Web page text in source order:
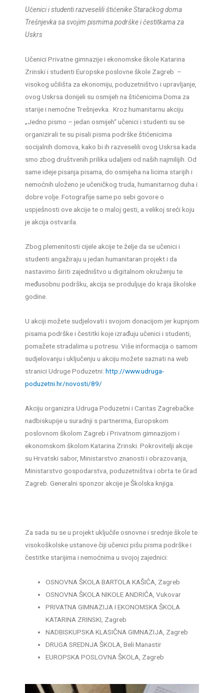
Učenici i studenti razveselili štićenike Staračkog doma
Trešnjevka sa svojim pismima podrške i čestitkama za
Uskrs
Učenici Privatne gimnazije i ekonomske škole Katarina
Zrinski i studenti Europske poslovne škole Zagreb –
visokog učilišta za ekonomiju, poduzetništvo i upravljanje,
ovog Uskrsa donijeli su osmijeh na štićenicima Doma za
starije i nemoćne Trešnjevka. Kroz humanitarnu akciju
„Jedno pismo – jedan osmijeh“ učenici i studenti su se
organizirali te su pisali pisma podrške štićenicima
socijalnih domova, kako bi ih razveselili ovog Uskrsa kada
smo zbog društvenih prilika udaljeni od naših najmilijih. Od
same ideje pisanja pisama, do osmijeha na licima starijih i
nemoćnih uloženo je učeničkog truda, humanitarnog duha i
dobre volje. Fotografije same po sebi govore o
uspješnosti ove akcije te o maloj gesti, a velikoj sreći koju
je akcija ostvarila.
Zbog plemenitosti cijele akcije te želje da se učenici i
studenti angažiraju u jedan humanitaran projekt i da
nastavimo širiti zajedništvo u digitalnom okruženju te
međusobnu podršku, akcija se produljuje do kraja školske
godine.
U akciji možete sudjelovati i svojom donacijom jer kupnjom
pisama podrške i čestitki koje izrađuju učenici i studenti,
pomažete stradalima u potresu. Više informacija o samom
sudjelovanju i uključenju u akciju možete saznati na web
stranici Udruge Poduzetni: http://www.udruga-
poduzetni.hr/novosti/89/
Akciju organizira Udruga Poduzetni i Caritas Zagrebačke
nadbiskupije u suradnji s partnerima, Europskom
poslovnom školom Zagreb i Privatnom gimnazijom i
ekonomskom školom Katarina Zrinski. Pokrovitelji akcije
su Hrvatski sabor, Ministarstvo znanosti i obrazovanja,
Ministarstvo gospodarstva, poduzetništva i obrta te Grad
Zagreb. Generalni sponzor akcije je Školska knjiga.
Za sada su se u projekt uključile osnovne i srednje škole te
visokoškolske ustanove čiji učenici pišu pisma podrške i
čestitke starijima i nemoćnima u svojoj zajednici:
OSNOVNA ŠKOLA BARTOLA KAŠIĆA, Zagreb
OSNOVNA ŠKOLA NIKOLE ANDRIĆA, Vukovar
PRIVATNA GIMNAZIJA I EKONOMSKA ŠKOLA
KATARINA ZRINSKI, Zagreb
NADBISKUPSKA KLASIČNA GIMNAZIJA, Zagreb
DRUGA SREDNJA ŠKOLA, Beli Manastir
EUROPSKA POSLOVNA ŠKOLA, Zagreb